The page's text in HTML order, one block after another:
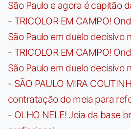
São Paulo e agora é capitão
- TRICOLOR EM CAMPO!
São Paulo em duelo decisivo
- TRICOLOR EM CAMPO!
São Paulo em duelo decisivo
- SÃO PAULO MIRA
contratação do meia para
- OLHO NELE! Joia da base